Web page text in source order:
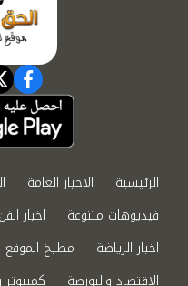
الرئيسية الاخبار العامة
فيديوهات متنوعة
اخبار الفن
اخبار الرياضة
مطبخ الموقع
الاقتصاد والبورصة
كمبيوتر